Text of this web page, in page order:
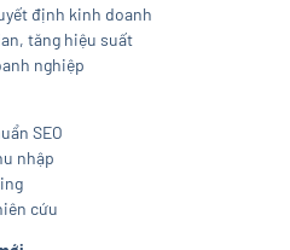
định kinh doanh
tăng hiệu suất
nghiệp
SEO
nhập
cứu